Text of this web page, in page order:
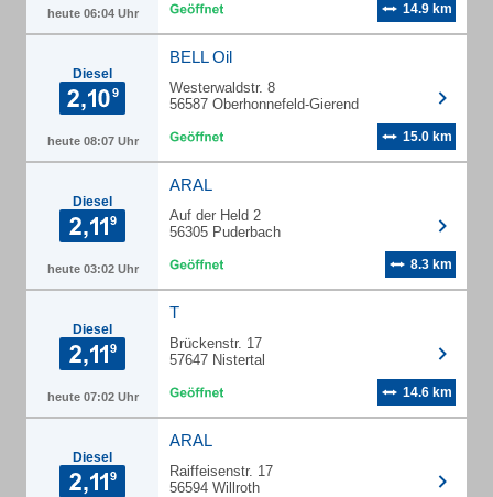
heute 06:04 Uhr 14.9 km
Diesel
heute 08:07 Uhr
BELL Oil
Westerwaldstr. 8
56587 Oberhonnefeld-Gierend
15.0 km
Diesel
heute 03:02 Uhr
ARAL
Auf der Held 2
56305 Puderbach
8.3 km
Diesel
heute 07:02 Uhr
T
Brückenstr. 17
57647 Nistertal
14.6 km
Diesel
ARAL
Raiffeisenstr. 17
56594 Willroth